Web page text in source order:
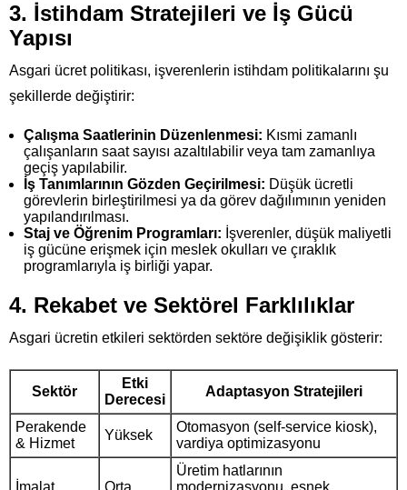
3. İstihdam Stratejileri ve İş Gücü
Yapısı
Asgari ücret politikası, işverenlerin istihdam politikalarını şu
şekillerde değiştirir:
Çalışma Saatlerinin Düzenlenmesi: Kısmi zamanlı
çalışanların saat sayısı azaltılabilir veya tam zamanlıya
geçiş yapılabilir.
İş Tanımlarının Gözden Geçirilmesi: Düşük ücretli
görevlerin birleştirilmesi ya da görev dağılımının yeniden
yapılandırılması.
Staj ve Öğrenim Programları: İşverenler, düşük maliyetli
iş gücüne erişmek için meslek okulları ve çıraklık
programlarıyla iş birliği yapar.
4. Rekabet ve Sektörel Farklılıklar
Asgari ücretin etkileri sektörden sektöre değişiklik gösterir:
Sektör
Etki
Derecesi
Adaptasyon Stratejileri
Perakende
& Hizmet
Yüksek
Otomasyon (self‑service kiosk),
vardiya optimizasyonu
İmalat Orta
Üretim hatlarının
modernizasyonu, esnek